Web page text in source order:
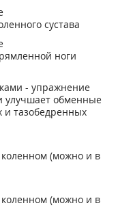
сустава
ноги
- упражнение
обменные
и тазобедренных
(можно и в
(можно и в